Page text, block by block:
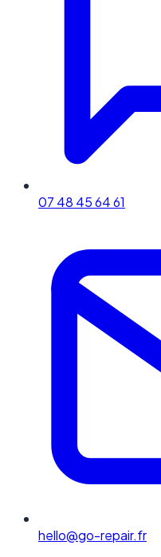
07 48 45 64 61
hello@go-repair.fr